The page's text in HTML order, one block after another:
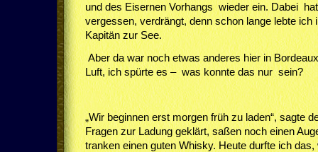
und des Eisernen Vorhangs wieder ein. Dabei
vergessen, verdrängt, denn schon lange lebte ich
Kapitän zur See.
Aber da war noch etwas anderes hier in
Luft, ich spürte es – was konnte das nur sein?
„Wir beginnen erst morgen früh zu laden“, sagte
Fragen zur Ladung geklärt, saßen noch einen
tranken einen guten Whisky. Heute durfte ich